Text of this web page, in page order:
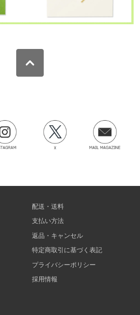
配送・送料
支払い方法
返品・キャンセル
特定商取引に基づく表記
プライバシーポリシー
採用情報